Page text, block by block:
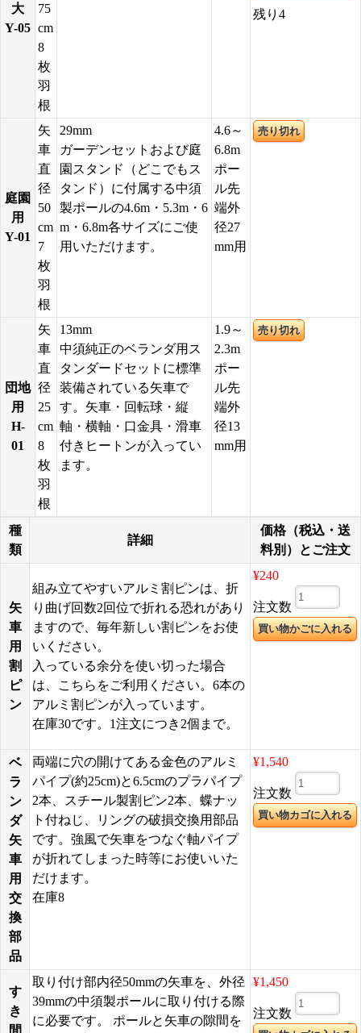
大
Y-05
75
cm
8
枚
羽
根
残り4
庭園
用
Y-01
矢
車
直
径
50
cm
7
枚
羽
根
29mm
ガーデンセットおよび庭
園スタンド（どこでもス
タンド）に付属する中須
製ポールの4.6m・5.3m・6
m・6.8m各サイズにご使
用いただけます。
4.6～
6.8m
ポー
ル先
端外
径27
mm用
売り切れ
団地
用
H-
01
矢
車
直
径
25
cm
8
枚
羽
根
13mm
中須純正のベランダ用ス
タンダードセットに標準
装備されている矢車で
す。矢車・回転球・縦
軸・横軸・口金具・滑車
付きヒートンが入ってい
ます。
1.9～
2.3m
ポー
ル先
端外
径13
mm用
売り切れ
種
類
詳細
価格（税込・送
料別）とご注文
矢
車
用
割
ピ
ン
組み立てやすいアルミ割ピンは、折
り曲げ回数2回位で折れる恐れがあり
ますので、毎年新しい割ピンをお使
いください。
入っている余分を使い切った場合
は、こちらをご利用ください。6本の
アルミ割ピンが入っています。
在庫30です。1注文につき2個まで。
¥240
注文数
ベ
ラ
ン
ダ
矢
車
用
交
換
部
品
両端に穴の開けてある金色のアルミ
パイプ(約25cm)と6.5cmのプラパイプ
2本、スチール製割ピン2本、蝶ナッ
ト付ねじ、リングの破損交換用部品
です。強風で矢車をつなぐ軸パイプ
が折れてしまった時等にお使いいた
だけます。
在庫8
¥1,540
注文数
す
き
間
取り付け部内径50mmの矢車を、外径
39mmの中須製ポールに取り付ける際
に必要です。 ポールと矢車の隙間を
¥1,450
注文数